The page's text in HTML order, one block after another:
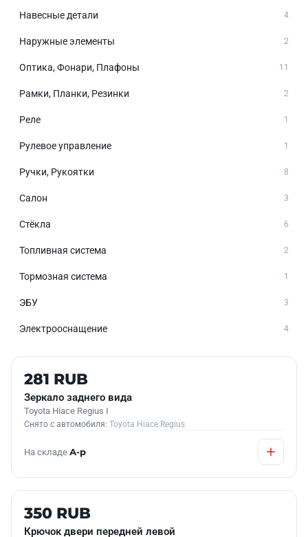
Навесные детали 4
Наружные элементы 2
Оптика, Фонари, Плафоны 11
Рамки, Планки, Резинки 2
Реле 1
Рулевое управление 1
Ручки, Рукоятки 8
Салон 3
Стёкла 6
Топливная система 2
Тормозная система 1
ЭБУ 3
Электрооснащение 4
Б/У В НАЛИЧИИ
281 RUB
Зеркало заднего вида
Toyota Hiace Regius I
Снято с автомобиля: Toyota Hiace Regius
На складе А-р
Б/У В НАЛИЧИИ
350 RUB
Крючок двери передней левой